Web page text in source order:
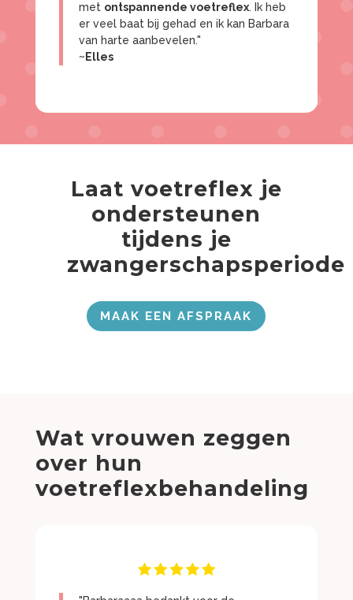
met ontspannende voetreflex. Ik heb
er veel baat bij gehad en ik kan Barbara
van harte aanbevelen."
~Elles
Laat voetreflex je
ondersteunen
tijdens je
zwangerschapsperiode
MAAK EEN AFSPRAAK
Wat vrouwen zeggen
over hun
voetreflexbehandeling